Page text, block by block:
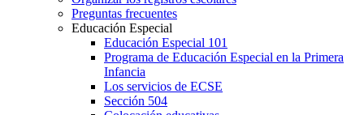
Preguntas frecuentes
Educación Especial
Educación Especial 101
Programa de Educación Especial en la Primera
Infancia
Los servicios de ECSE
Sección 504